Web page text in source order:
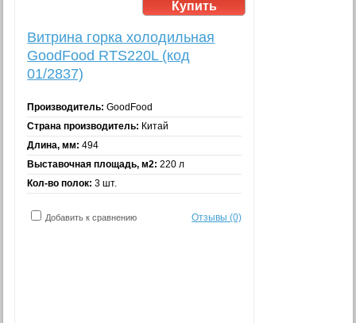
Витрина горка холодильная
GoodFood RTS220L (код
01/2837)
Производитель: GoodFood
Страна производитель: Китай
Длина, мм: 494
Выставочная площадь, м2: 220 л
Кол-во полок: 3 шт.
Добавить к сравнению Отзывы (0)